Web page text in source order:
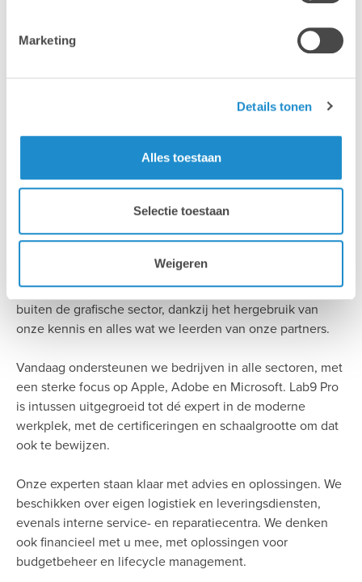
Marketing
Details tonen
Alles toestaan
Selectie toestaan
Weigeren
Waarom Lab9 Pro?
Ruim 30 jaar geleden begonnen we in één specifieke
markt. Gaandeweg breidden we onze expertise uit tot ver
buiten de grafische sector, dankzij het hergebruik van
onze kennis en alles wat we leerden van onze partners.
Vandaag ondersteunen we bedrijven in alle sectoren, met
een sterke focus op Apple, Adobe en Microsoft. Lab9 Pro
is intussen uitgegroeid tot dé expert in de moderne
werkplek, met de certificeringen en schaalgrootte om dat
ook te bewijzen.
Onze experten staan klaar met advies en oplossingen. We
beschikken over eigen logistiek en leveringsdiensten,
evenals interne service- en reparatiecentra. We denken
ook financieel met u mee, met oplossingen voor
budgetbeheer en lifecycle management.